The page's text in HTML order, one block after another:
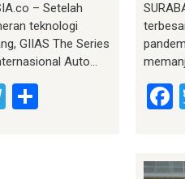
– Setelah
teknologi
GIIAS The Series
Auto…
Telegram
Share